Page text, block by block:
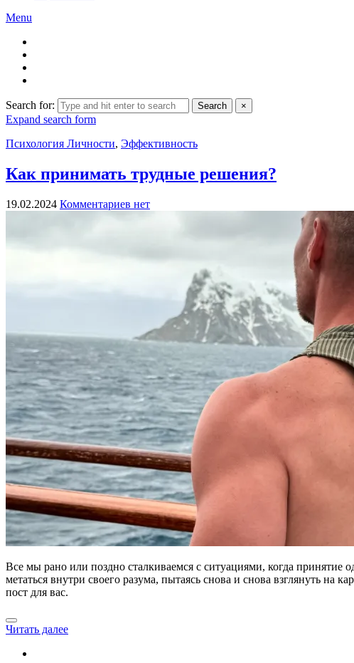
Menu
Search for: Search ×
Expand search form
Психология Личности, Эффективность
Как принимать трудные решения?
19.02.2024 Комментариев нет
Все мы рано или поздно сталкиваемся с ситуациями, когда
метаться внутри своего разума, пытаясь снова и снова взглянуть
пост для вас.
Читать далее